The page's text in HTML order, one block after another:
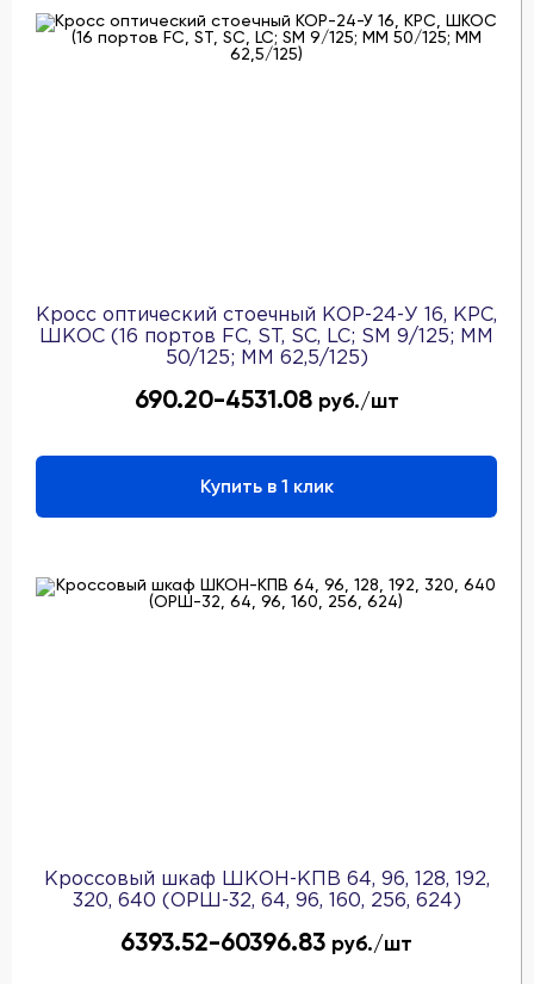
Кросс оптический стоечный КОР-24-У 16, КРС,
ШКОС (16 портов FC, ST, SC, LC; SM 9/125; MM
50/125; MM 62,5/125)
690.20-4531.08 руб./шт
Купить в 1 клик
Кроссовый шкаф ШКОН-КПВ 64, 96, 128, 192,
320, 640 (ОРШ-32, 64, 96, 160, 256, 624)
6393.52-60396.83 руб./шт